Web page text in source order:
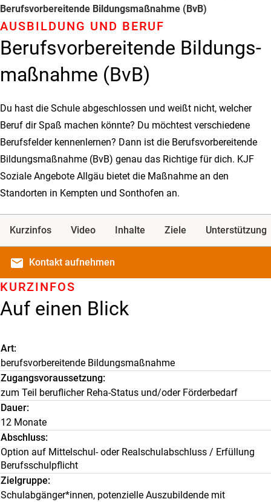
Berufs­­vorbereitende Bildungs­­maßnahme (BvB)
Berufs­­vorbereitende Bildungs­­
maßnahme (BvB)
AUSBILDUNG UND BERUF
Du hast die Schule abgeschlossen und weißt nicht, welcher
Beruf dir Spaß machen könnte? Du möchtest verschiedene
Berufsfelder kennenlernen? Dann ist die Berufsvorbereitende
Bildungsmaßnahme (BvB) genau das Richtige für dich. KJF
Soziale Angebote Allgäu bietet die Maßnahme an den
Standorten in Kempten und Sonthofen an.
Kurzinfos Video Inhalte Ziele Unterstützung
email Kontakt aufnehmen
Auf einen Blick
KURZINFOS
Art
berufsvorbereitende Bildungsmaßnahme
Zugangsvoraussetzung
zum Teil beruflicher Reha-Status und/oder Förderbedarf
Dauer
12 Monate
Abschluss
Option auf Mittelschul- oder Realschulabschluss / Erfüllung
Berufsschulpflicht
Zielgruppe
Schulabgänger*innen, potenzielle Auszubildende mit